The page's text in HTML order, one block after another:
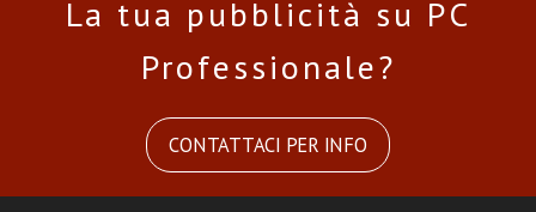
La tua pubblicità su PC
Professionale?
CONTATTACI PER INFO